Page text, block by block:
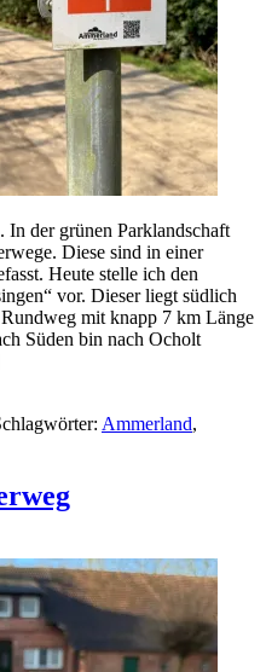
der grünen Parklandschaft
Diese sind in einer
Heute stelle ich den
vor. Dieser liegt südlich
mit knapp 7 km Länge
Süden bin nach Ocholt
Ammerland,